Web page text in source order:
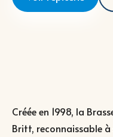
Créée en 1998, la
Britt, reconnaissable